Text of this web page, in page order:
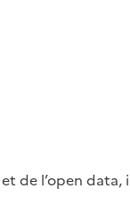
de l’open